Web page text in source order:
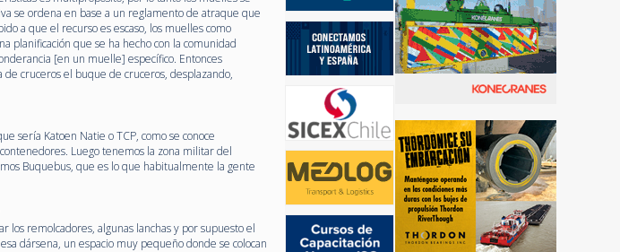
se ordena en base a un reglamento de atraque que
a que el recurso es escaso, los muelles como
planificación que se ha hecho con la comunidad
[en un muelle] específico. Entonces
cruceros el buque de cruceros, desplazando,
sería Katoen Natie o TCP, como se conoce
Luego tenemos la zona militar del
Buquebus, que es lo que habitualmente la gente
los remolcadores, algunas lanchas y por supuesto el
dársena, un espacio muy pequeño donde se colocan